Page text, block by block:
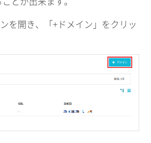
を開き、「+ドメイン」をクリッ